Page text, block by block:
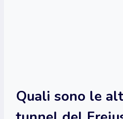
Quali sono le